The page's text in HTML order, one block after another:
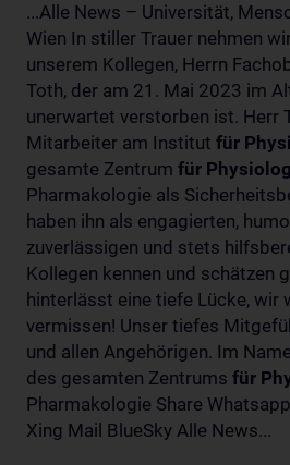
...Alle News – Universität,
Wien In stiller Trauer nehmen
unserem Kollegen, Herrn
Toth, der am 21. Mai 2023 im
unerwartet verstorben ist. Herr
Mitarbeiter am Institut für
gesamte Zentrum für
Pharmakologie als
haben ihn als engagierten,
zuverlässigen und stets
Kollegen kennen und schätzen
hinterlässt eine tiefe Lücke, wir
vermissen! Unser tiefes
und allen Angehörigen. Im
des gesamten Zentrums für
Pharmakologie Share
Xing Mail BlueSky Alle News...